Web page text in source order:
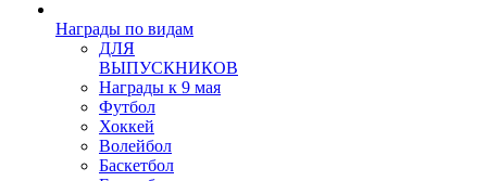
Награды по видам
ДЛЯ
ВЫПУСКНИКОВ
Награды к 9 мая
Футбол
Хоккей
Волейбол
Баскетбол